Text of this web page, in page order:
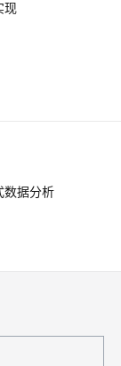
现
数据分析